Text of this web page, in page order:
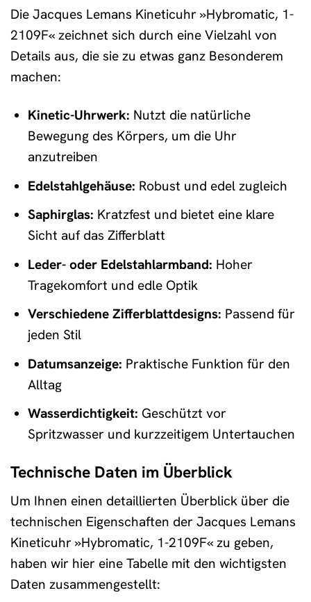
Die Jacques Lemans Kineticuhr »Hybromatic, 1-
2109F« zeichnet sich durch eine Vielzahl von
Details aus, die sie zu etwas ganz Besonderem
machen:
Kinetic-Uhrwerk: Nutzt die natürliche
Bewegung des Körpers, um die Uhr
anzutreiben
Edelstahlgehäuse: Robust und edel zugleich
Saphirglas: Kratzfest und bietet eine klare
Sicht auf das Zifferblatt
Leder- oder Edelstahlarmband: Hoher
Tragekomfort und edle Optik
Verschiedene Zifferblattdesigns: Passend für
jeden Stil
Datumsanzeige: Praktische Funktion für den
Alltag
Wasserdichtigkeit: Geschützt vor
Spritzwasser und kurzzeitigem Untertauchen
Technische Daten im Überblick
Um Ihnen einen detaillierten Überblick über die
technischen Eigenschaften der Jacques Lemans
Kineticuhr »Hybromatic, 1-2109F« zu geben,
haben wir hier eine Tabelle mit den wichtigsten
Daten zusammengestellt: